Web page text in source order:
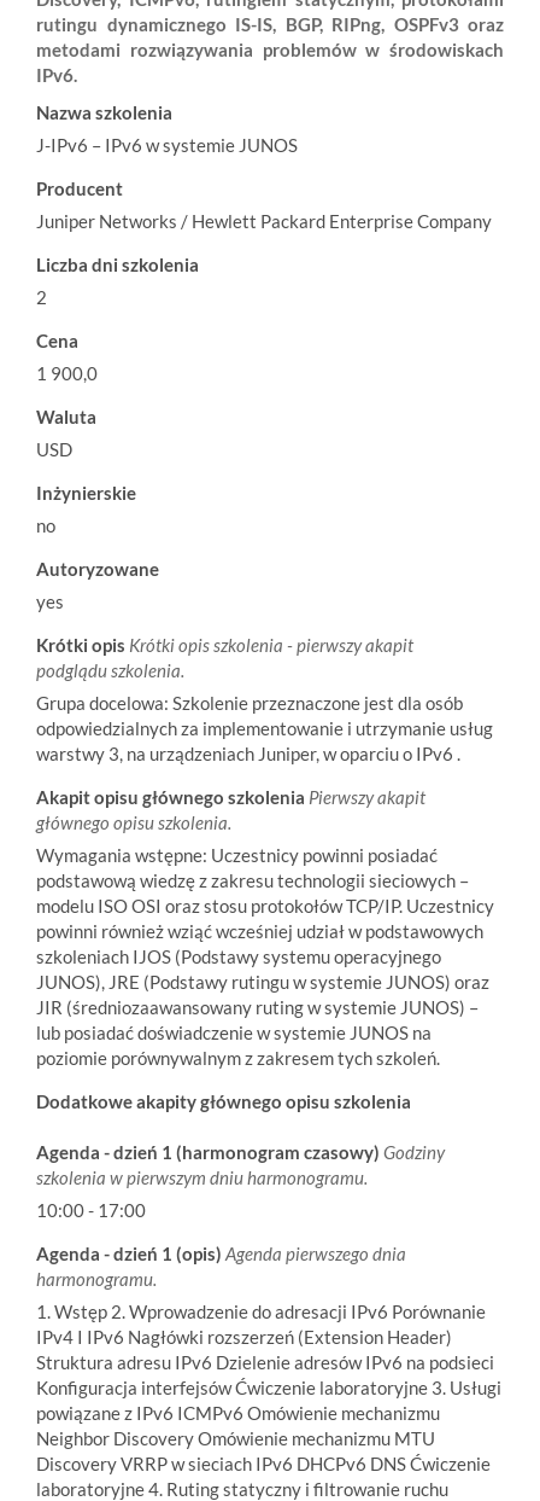
rutingu dynamicznego IS-IS, BGP, RIPng, OSPFv3 oraz
metodami rozwiązywania problemów w środowiskach
IPv6.
Nazwa szkolenia
J-IPv6 – IPv6 w systemie JUNOS
Producent
Juniper Networks / Hewlett Packard Enterprise Company
Liczba dni szkolenia
2
Cena
1 900,0
Waluta
USD
Inżynierskie
no
Autoryzowane
yes
Krótki opis Krótki opis szkolenia - pierwszy akapit
podglądu szkolenia.
Grupa docelowa: Szkolenie przeznaczone jest dla osób
odpowiedzialnych za implementowanie i utrzymanie usług
warstwy 3, na urządzeniach Juniper, w oparciu o IPv6 .
Akapit opisu głównego szkolenia Pierwszy akapit
głównego opisu szkolenia.
Wymagania wstępne: Uczestnicy powinni posiadać
podstawową wiedzę z zakresu technologii sieciowych –
modelu ISO OSI oraz stosu protokołów TCP/IP. Uczestnicy
powinni również wziąć wcześniej udział w podstawowych
szkoleniach IJOS (Podstawy systemu operacyjnego
JUNOS), JRE (Podstawy rutingu w systemie JUNOS) oraz
JIR (średniozaawansowany ruting w systemie JUNOS) –
lub posiadać doświadczenie w systemie JUNOS na
poziomie porównywalnym z zakresem tych szkoleń.
Dodatkowe akapity głównego opisu szkolenia
Agenda - dzień 1 (harmonogram czasowy) Godziny
szkolenia w pierwszym dniu harmonogramu.
10:00 - 17:00
Agenda - dzień 1 (opis) Agenda pierwszego dnia
harmonogramu.
1. Wstęp 2. Wprowadzenie do adresacji IPv6 Porównanie
IPv4 I IPv6 Nagłówki rozszerzeń (Extension Header)
Struktura adresu IPv6 Dzielenie adresów IPv6 na podsieci
Konfiguracja interfejsów Ćwiczenie laboratoryjne 3. Usługi
powiązane z IPv6 ICMPv6 Omówienie mechanizmu
Neighbor Discovery Omówienie mechanizmu MTU
Discovery VRRP w sieciach IPv6 DHCPv6 DNS Ćwiczenie
laboratoryjne 4. Ruting statyczny i filtrowanie ruchu